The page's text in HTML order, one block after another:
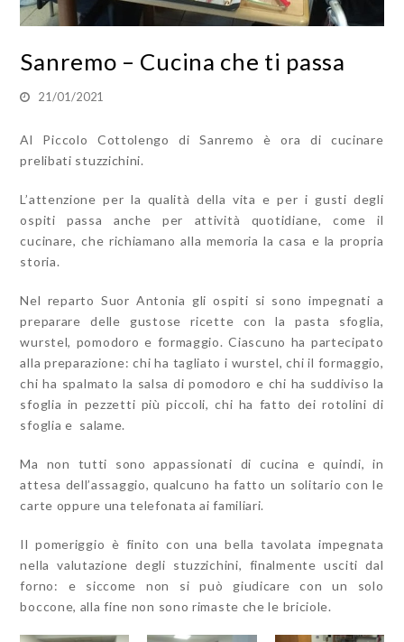
Sanremo – Cucina che ti passa
21/01/2021
Al Piccolo Cottolengo di Sanremo è ora di cucinare
prelibati stuzzichini.
L’attenzione per la qualità della vita e per i gusti degli
ospiti passa anche per attività quotidiane, come il
cucinare, che richiamano alla memoria la casa e la propria
storia.
Nel reparto Suor Antonia gli ospiti si sono impegnati a
preparare delle gustose ricette con la pasta sfoglia,
wurstel, pomodoro e formaggio. Ciascuno ha partecipato
alla preparazione: chi ha tagliato i wurstel, chi il formaggio,
chi ha spalmato la salsa di pomodoro e chi ha suddiviso la
sfoglia in pezzetti più piccoli, chi ha fatto dei rotolini di
sfoglia e salame.
Ma non tutti sono appassionati di cucina e quindi, in
attesa dell’assaggio, qualcuno ha fatto un solitario con le
carte oppure una telefonata ai familiari.
Il pomeriggio è finito con una bella tavolata impegnata
nella valutazione degli stuzzichini, finalmente usciti dal
forno: e siccome non si può giudicare con un solo
boccone, alla fine non sono rimaste che le briciole.